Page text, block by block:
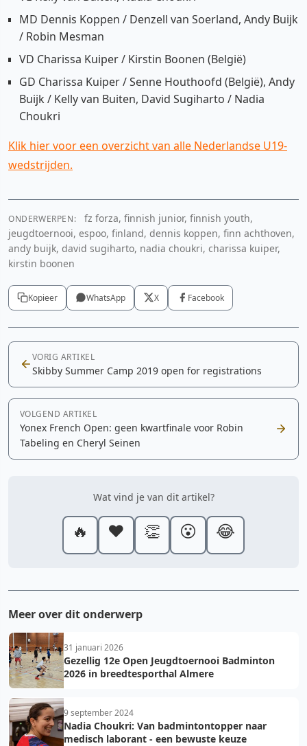
MD Dennis Koppen / Denzell van Soerland, Andy Buijk
/ Robin Mesman
VD Charissa Kuiper / Kirstin Boonen (België)
GD Charissa Kuiper / Senne Houthoofd (België), Andy
Buijk / Kelly van Buiten, David Sugiharto / Nadia
Choukri
Klik hier voor een overzicht van alle Nederlandse U19-
wedstrijden.
ONDERWERPEN:
fz forza, finnish junior, finnish youth,
jeugdtoernooi, espoo, finland, dennis koppen, finn achthoven,
andy buijk, david sugiharto, nadia choukri, charissa kuiper,
kirstin boonen
Kopieer WhatsApp X Facebook
VORIG ARTIKEL
Skibby Summer Camp 2019 open for registrations
VOLGEND ARTIKEL
Yonex French Open: geen kwartfinale voor Robin
Tabeling en Cheryl Seinen
Wat vind je van dit artikel?
🔥 ❤️ 👏 😮 😂
Meer over dit onderwerp
31 januari 2026
Gezellig 12e Open Jeugdtoernooi Badminton
2026 in breedtesporthal Almere
9 september 2024
Nadia Choukri: Van badmintontopper naar
medisch laborant - een bewuste keuze